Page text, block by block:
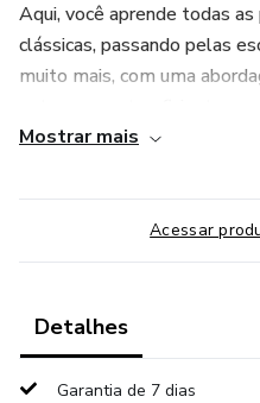
Aqui, você aprende todas
clássicas, passando pelas
muito mais, com uma
A didática foi pensada para
exatamente como tocar a
Mostrar mais
Acessar
Detalhes
Garantia de 7 dias